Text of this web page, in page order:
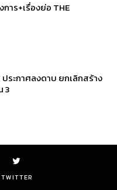
าร+เรื่องย่อ THE
ประกาศลงดาบ ยกเลิกสร้าง
3
TWITTER